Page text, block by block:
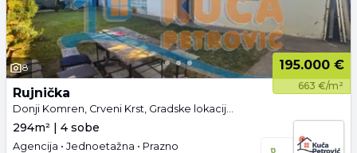
8 195.000 €
663 €/m²
Rujnička
Donji Komren, Crveni Krst, Gradske lokacije, Niš
294m² | 4 sobe
Agencija • Jednoetažna • Prazno